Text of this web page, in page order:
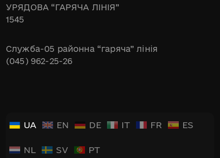
УРЯДОВА “ГАРЯЧА ЛІНІЯ”
1545
Служба-05 районна “гаряча” лінія
(045) 962-25-26
UA EN DE IT FR ES
NL SV PT